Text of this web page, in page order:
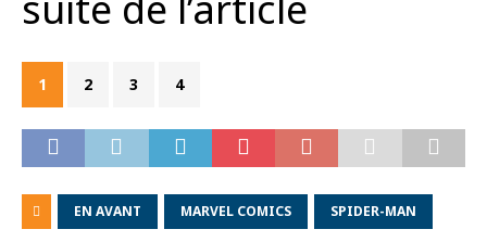
1 2 3 4
EN AVANT MARVEL COMICS SPIDER-MAN